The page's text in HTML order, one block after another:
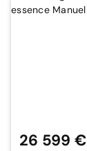
26 599 €